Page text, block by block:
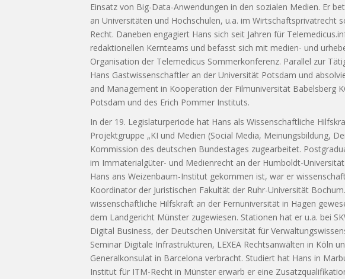
Einsatz von Big-Data-Anwendungen in den sozialen Medien. Er
an Universitäten und Hochschulen, u.a. im Wirtschaftsprivatrecht
Recht. Daneben engagiert Hans sich seit Jahren für
redaktionellen Kernteams und befasst sich mit medien- und
Organisation der Telemedicus Sommerkonferenz. Parallel zur
Hans Gastwissenschaftler an der Universität Potsdam und
and Management in Kooperation der Filmuniversität Babelsberg
Potsdam und des Erich Pommer Instituts.
In der 19. Legislaturperiode hat Hans als Wissenschaftliche
Projektgruppe „KI und Medien (Social Media, Meinungsbildung,
Kommission des deutschen Bundestages zugearbeitet.
im Immaterialgüter- und Medienrecht an der Humboldt-
Hans ans Weizenbaum-Institut gekommen ist, war er
Koordinator der Juristischen Fakultät der Ruhr-Universität
wissenschaftliche Hilfskraft an der Fernuniversität in Hagen
dem Landgericht Münster zugewiesen. Stationen hat er u.a. bei
Digital Business, der Deutschen Universität für
Seminar Digitale Infrastrukturen, LEXEA Rechtsanwälten in Köln
Generalkonsulat in Barcelona verbracht. Studiert hat Hans in
Institut für ITM-Recht in Münster erwarb er eine